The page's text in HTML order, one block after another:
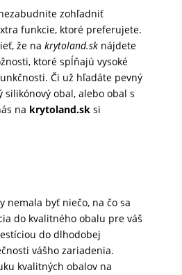
zohľadniť
funkcie, ktoré preferujete.
že na krytoland.sknájdete
ktoré spĺňajú vysoké
Či už hľadáte pevný
silikónový obal, alebo obal s
na krytoland.sksi
nemala byť niečo, na čo sa
do kvalitného obalu pre váš
do dlhodobej
vášho zariadenia.
kvalitných obalov na